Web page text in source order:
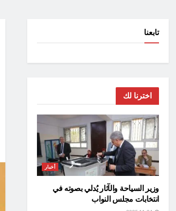
تابعنا
اخترنا لك
أخبار
وزير السياحة والآثار يُدلي بصوته في
انتخابات مجلس النواب